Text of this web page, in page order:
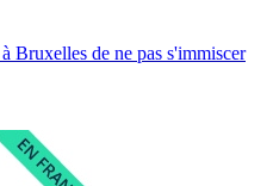
Bruxelles de ne pas s'immiscer